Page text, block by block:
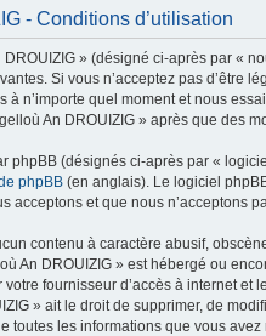
- Conditions d’utilisation
» (désigné ci-après par «
Si vous n’acceptez pas d’être
à n’importe quel moment et nous
An DROUIZIG » après que des
phpBB (désignés ci-après par «
phpBB (en anglais). Le logiciel
acceptons et que nous n’acceptons
contenu à caractère abusif,
An DROUIZIG » est hébergé ou
fournisseur d’accès à internet
» ait le droit de supprimer, de
toutes les informations que vous